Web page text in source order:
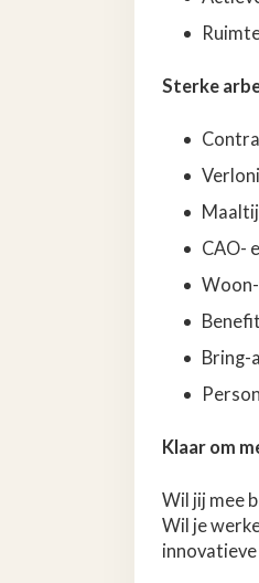
Sterke
CAO-
Bring-
Klaar om
Wil jij mee
Wil je